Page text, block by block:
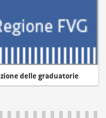
delle graduatorie